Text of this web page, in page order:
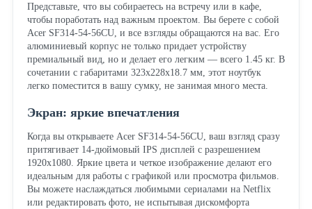
Представьте, что вы собираетесь на встречу или в кафе,
чтобы поработать над важным проектом. Вы берете с собой
Acer SF314-54-56CU, и все взгляды обращаются на вас. Его
алюминиевый корпус не только придает устройству
премиальный вид, но и делает его легким — всего 1.45 кг. В
сочетании с габаритами 323x228x18.7 мм, этот ноутбук
легко поместится в вашу сумку, не занимая много места.
Экран: яркие впечатления
Когда вы открываете Acer SF314-54-56CU, ваш взгляд сразу
притягивает 14-дюймовый IPS дисплей с разрешением
1920x1080. Яркие цвета и четкое изображение делают его
идеальным для работы с графикой или просмотра фильмов.
Вы можете наслаждаться любимыми сериалами на Netflix
или редактировать фото, не испытывая дискомфорта